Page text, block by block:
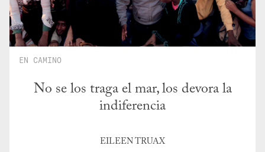
EN CAMINO
No se los traga el mar, los devora la
indiferencia
EILEEN TRUAX